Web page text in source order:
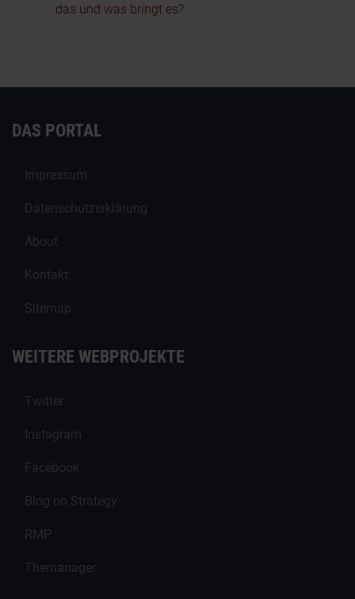
das und was bringt es?
DAS PORTAL
Impressum
Datenschutzerklärung
About
Kontakt
Sitemap
WEITERE WEBPROJEKTE
Twitter
Instagram
Facebook
Blog on Strategy
RMP
Themanager